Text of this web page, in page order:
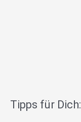
Tipps für Dich: